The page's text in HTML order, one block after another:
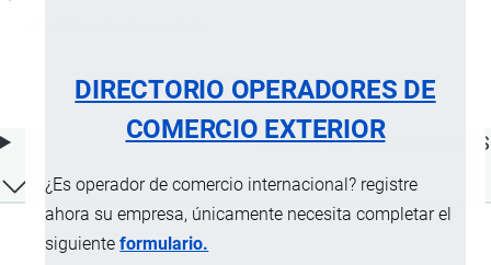
DIRECTORIO OPERADORES DE
COMERCIO EXTERIOR
¿Es operador de comercio internacional? registre
ahora su empresa, únicamente necesita completar el
siguienteformulario.
78 Plomo y sus manufacturas
ÍNDICE DE CONTENIDOS